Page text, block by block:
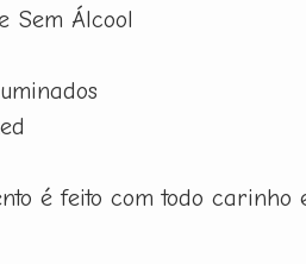
Sem Álcool
é feito com todo